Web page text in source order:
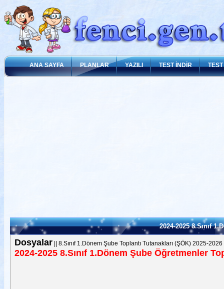
ANA SAYFA PLANLAR YAZILI TEST İNDİR
2024-2025 8.Sınıf
Dosyalar|| 8.Sınıf 1.Dönem Şube Toplantı Tutanakları (ŞÖK) 2025-2026
2024-2025 8.Sınıf 1.Dönem Şube Öğretmenler